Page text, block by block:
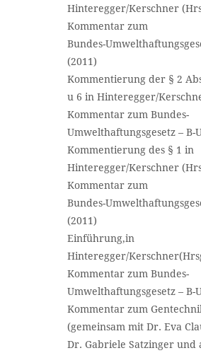
Kommentar zum
(gemeinsam mit Dr. Eva
Dr. Gabriele Satzinger und
Einführung,in
Hinteregger/
Kommentar zum Bundes-
Umwelthaftungsgesetz – B-
Kommentierung des § 1 in
Hinteregger/Kerschner
Kommentar zum
Bundes-
(2011)
Kommentierung der § 2
u 6 in Hinteregger/
Kommentar zum Bundes-
Umwelthaftungsgesetz – B-
Hinteregger/Kerschner
Kommentar zum
Bundes-
(2011)